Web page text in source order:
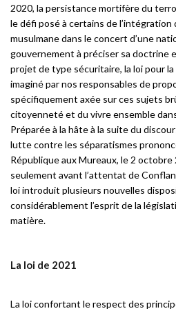
2020, la persistance mortifère du
le défi posé à certains de
musulmane dans le concert d’une
gouvernement à préciser sa doctrine
projet de type sécuritaire, la loi pour
imaginé par nos responsables de
spécifiquement axée sur ces sujets
citoyenneté et du vivre ensemble
Préparée à la hâte à la suite du
lutte contre les séparatismes
République aux Mureaux, le 2
seulement avant l’attentat de
loi introduit plusieurs nouvelles
considérablement l’esprit de la
matière.
La loi de 2021
La loi confortant le respect des